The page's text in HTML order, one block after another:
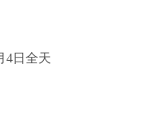
日全天